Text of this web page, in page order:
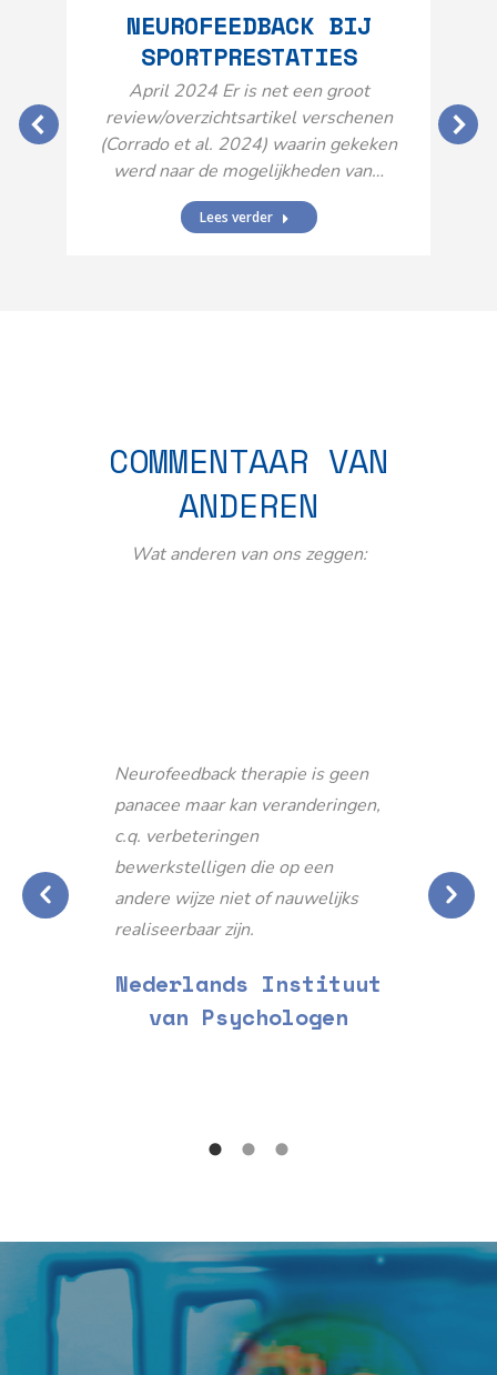
NEUROFEEDBACK BIJ
SPORTPRESTATIES
April 2024 Er is net een groot
review/overzichtsartikel verschenen
(Corrado et al. 2024) waarin gekeken
werd naar de mogelijkheden van…
Lees verder
COMMENTAAR VAN
ANDEREN
Wat anderen van ons zeggen:
Neurofeedback therapie is geen
panacee maar kan veranderingen,
c.q. verbeteringen
bewerkstelligen die op een
andere wijze niet of nauwelijks
realiseerbaar zijn.
Nederlands Instituut
van Psychologen